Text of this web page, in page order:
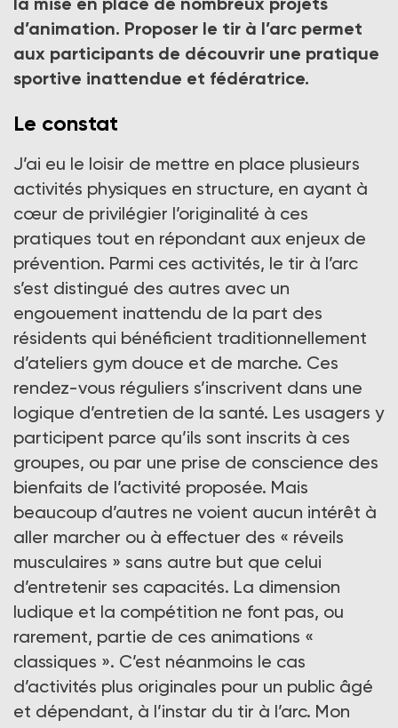
est que cette activité peut aussi bien se pratiquer à
l’extérieur que dans une salle », explique Richard
Mesplède, ancien animateur en Ehpad et formateur.
Crédit photo DR
d’animation. Proposer le tir à l’arc permet
aux participants de découvrir une pratique
sportive inattendue et fédératrice.
Le constat
J’ai eu le loisir de mettre en place plusieurs
activités physiques en structure, en ayant à
cœur de privilégier l’originalité à ces
pratiques tout en répondant aux enjeux de
prévention. Parmi ces activités, le tir à l’arc
s’est distingué des autres avec un
engouement inattendu de la part des
résidents qui bénéficient traditionnellement
d’ateliers gym douce et de marche. Ces
rendez-vous réguliers s’inscrivent dans une
logique d’entretien de la santé. Les usagers y
participent parce qu’ils sont inscrits à ces
groupes, ou par une prise de conscience des
bienfaits de l’activité proposée. Mais
beaucoup d’autres ne voient aucun intérêt à
aller marcher ou à effectuer des « réveils
musculaires » sans autre but que celui
d’entretenir ses capacités. La dimension
ludique et la compétition ne font pas, ou
rarement, partie de ces animations «
classiques ». C’est néanmoins le cas
d’activités plus originales pour un public âgé
et dépendant, à l’instar du tir à l’arc. Mon